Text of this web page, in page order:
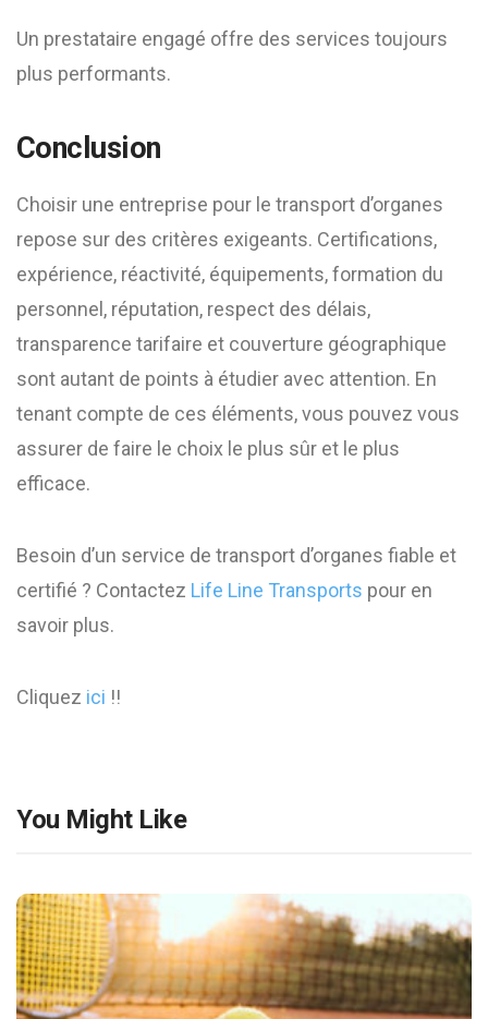
Un prestataire engagé offre des services toujours
plus performants.
Conclusion
Choisir une entreprise pour le transport d’organes
repose sur des critères exigeants. Certifications,
expérience, réactivité, équipements, formation du
personnel, réputation, respect des délais,
transparence tarifaire et couverture géographique
sont autant de points à étudier avec attention. En
tenant compte de ces éléments, vous pouvez vous
assurer de faire le choix le plus sûr et le plus
efficace.
Besoin d’un service de transport d’organes fiable et
certifié ? Contactez Life Line Transports pour en
savoir plus.
Cliquez ici !!
You Might Like